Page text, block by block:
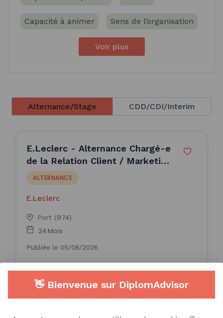
Capacité à animer Sens de l’organisation
Voir plus
Alternance/Stage CDD/CDI/Interim
E.Leclerc - Alternance Chargé-e
de la Relation Client / Marketing
- H/F
ALTERNANCE
E.Leclerc
Port (974)
24 Mois
Publiée le 05/08/2026
Consulter l'offre
👋 Bienvenue sur DiplomAdvisor